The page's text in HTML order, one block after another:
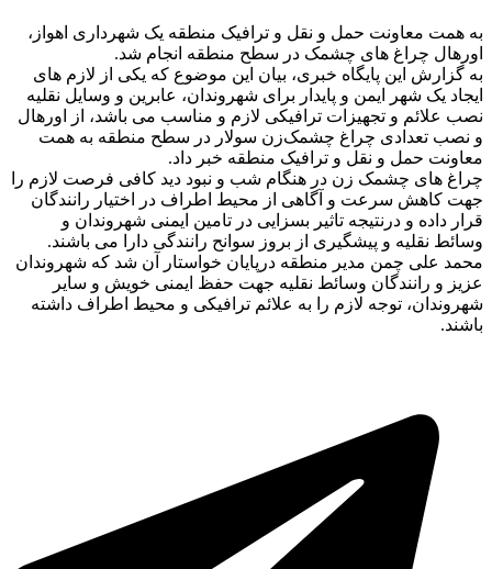
به همت معاونت حمل و نقل و ترافیک منطقه یک شهرداری اهواز،
اورهال چراغ های چشمک در سطح منطقه انجام شد.
به گزارش این پایگاه خبری، بیان این موضوع که یکی از لازم های
ایجاد یک شهر ایمن و پایدار برای شهروندان، عابرین و وسایل نقلیه
نصب علائم و تجهیزات ترافیکی لازم و مناسب می باشد، از اورهال
و نصب تعدادی چراغ چشمک‌زن سولار در سطح منطقه به همت
معاونت حمل و نقل و ترافیک منطقه خبر داد.
چراغ های چشمک زن در هنگام شب و نبود دید کافی فرصت لازم را
جهت کاهش سرعت و آگاهی از محیط اطراف در اختیار رانندگان
قرار داده و درنتیجه تاثیر بسزایی در تامین ایمنی شهروندان و
وسائط نقلیه و پیشگیری از بروز سوانح رانندگی دارا می باشند.
محمد علی چمن مدیر منطقه درپایان خواستار آن شد که شهروندان
عزیز و رانندگان وسائط نقلیه جهت حفظ ایمنی خویش و سایر
شهروندان، توجه لازم را به علائم ترافیکی و محیط اطراف داشته
باشند.